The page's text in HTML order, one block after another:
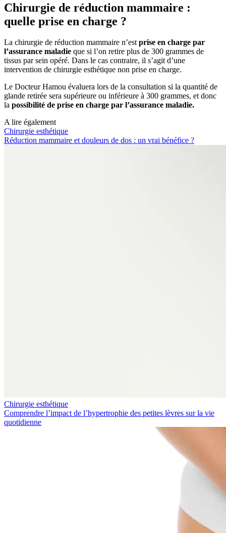
Chirurgie de réduction mammaire :
quelle prise en charge ?
La chirurgie de réduction mammaire n’estprise en charge par
l’assurance maladie que si l’on retire plus de 300 grammes de
tissus par sein opéré. Dans le cas contraire, il s’agit d’une
intervention de chirurgie esthétique non prise en charge.
Le Docteur Hamou évaluera lors de la consultation si la quantité de
glande retirée sera supérieure ou inférieure à 300 grammes, et donc
la possibilité de prise en charge par l’assurance maladie.
A lire également
Chirurgie esthétique
Réduction mammaire et douleurs de dos : un vrai bénéfice ?
Chirurgie esthétique
Comprendre l’impact de l’hypertrophie des petites lèvres sur la vie
quotidienne